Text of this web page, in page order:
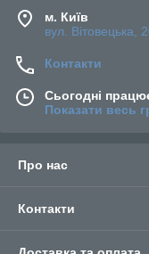
м. Київ
вул. Вітовецька,
Контакти
Сьогодні
Показати весь
Про нас
Контакти